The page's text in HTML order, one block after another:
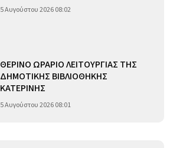
5 Αυγούστου 2026 08:02
ΘΕΡΙΝΟ ΩΡΑΡΙΟ ΛΕΙΤΟΥΡΓΙΑΣ ΤΗΣ
ΔΗΜΟΤΙΚΗΣ ΒΙΒΛΙΟΘΗΚΗΣ
ΚΑΤΕΡΙΝΗΣ
5 Αυγούστου 2026 08:01